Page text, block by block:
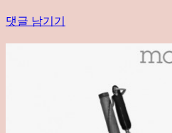
댓글 남기기